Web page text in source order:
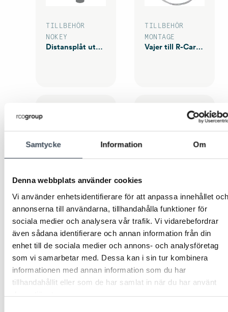
Samtycke Information Om
Denna webbplats använder cookies
Vi använder enhetsidentifierare för att anpassa innehållet och
annonserna till användarna, tillhandahålla funktioner för
sociala medier och analysera vår trafik. Vi vidarebefordrar
även sådana identifierare och annan information från din
enhet till de sociala medier och annons- och analysföretag
som vi samarbetar med. Dessa kan i sin tur kombinera
informationen med annan information som du har
tillhandahållit eller som de har samlat in när du har använt
TILLBEHÖR
NOKEY
Distansplåt utsida
TILLBEHÖR
MONTAGE
Vajer till R-Carm/R-Connect
TILLBEHÖR
R-CONNECT 13 natur Fjärilsadapter till NoKey